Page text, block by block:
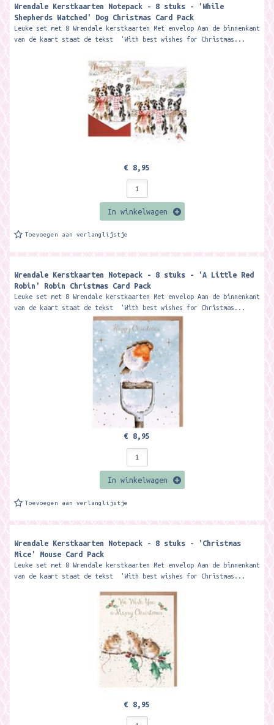
Wrendale Kerstkaarten Notepack - 8 stuks - 'While
Shepherds Watched' Dog Christmas Card Pack ​
Leuke set met 8 Wrendale kerstkaarten Met envelop Aan de binnenkant
van de kaart staat de tekst 'With best wishes for Christmas...
€ 8,95
In winkelwagen
Toevoegen aan verlanglijstje
Wrendale Kerstkaarten Notepack - 8 stuks - 'A Little Red
Robin' Robin Christmas Card Pack
Leuke set met 8 Wrendale kerstkaarten Met envelop Aan de binnenkant
van de kaart staat de tekst 'With best wishes for Christmas...
€ 8,95
In winkelwagen
Toevoegen aan verlanglijstje
Wrendale Kerstkaarten Notepack - 8 stuks - 'Christmas
Mice' Mouse Card Pack
Leuke set met 8 Wrendale kerstkaarten Met envelop Aan de binnenkant
van de kaart staat de tekst 'With best wishes for Christmas...
€ 8,95